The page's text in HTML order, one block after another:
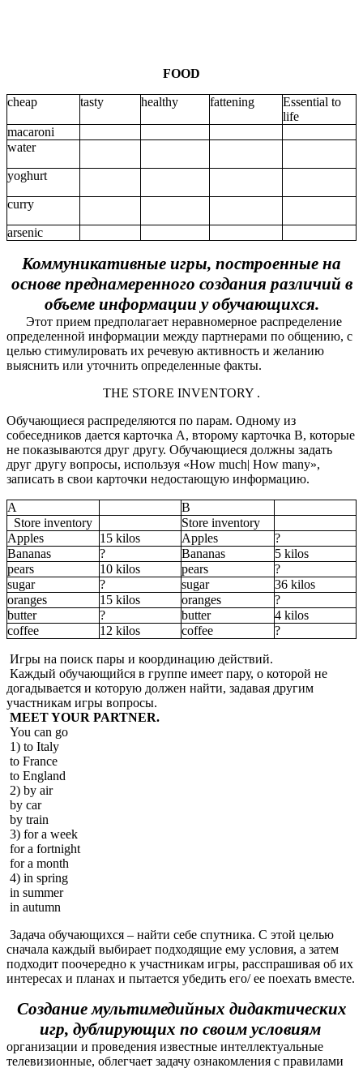
FOOD
cheap tasty healthy fattening
Essential to
life
macaroni
water
yoghurt
curry
arsenic
Коммуникативные игры, построенные на
основе преднамеренного создания различий в
объеме информации у обучающихся.
Этот прием предполагает неравномерное распределение
определенной информации между партнерами по общению, с
целью стимулировать их речевую активность и желанию
выяснить или уточнить определенные факты.
THE STORE INVENTORY .
Обучающиеся распределяются по парам. Одному из
собеседников дается карточка А, второму карточка В, которые
не показываются друг другу. Обучающиеся должны задать
друг другу вопросы, используя «How much| How many»,
записать в свои карточки недостающую информацию.
A
B
Store inventory
Store inventory
Apples
15 kilos Apples
?
Bananas
? Bananas
5 kilos
pears
10 kilos pears
?
sugar
? sugar
36 kilos
oranges
15 kilos oranges
?
butter
? butter
4 kilos
coffee
12 kilos coffee ?
Игры на поиск пары и координацию действий.
Каждый обучающийся в группе имеет пару, о которой не
догадывается и которую должен найти, задавая другим
участникам игры вопросы.
MEET YOUR PARTNER.
You can go
1) to Italy
to France
to England
2) by air
by car
by train
3) for a week
for a fortnight
for a month
4) in spring
in summer
in autumn
Задача обучающихся – найти себе спутника. С этой целью
сначала каждый выбирает подходящие ему условия, а затем
подходит поочередно к участникам игры, расспрашивая об их
интересах и планах и пытается убедить его/ ее поехать вместе.
Создание мультимедийных дидактических
игр, дублирующих по своим условиям
организации и проведения известные интеллектуальные
телевизионные, облегчает задачу ознакомления с правилами